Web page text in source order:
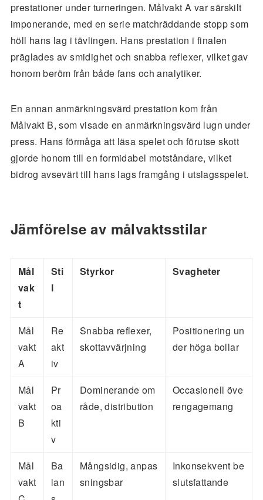
prestationer under turneringen. Målvakt A var särskilt
imponerande, med en serie matchräddande stopp som
höll hans lag i tävlingen. Hans prestation i finalen
präglades av smidighet och snabba reflexer, vilket gav
honom beröm från både fans och analytiker.
En annan anmärkningsvärd prestation kom från
Målvakt B, som visade en anmärkningsvärd lugn under
press. Hans förmåga att läsa spelet och förutse skott
gjorde honom till en formidabel motståndare, vilket
bidrog avsevärt till hans lags framgång i utslagsspelet.
Jämförelse av målvaktsstilar
Mål
vak
t
Sti
l
Styrkor Svagheter
Mål
vakt
A
Re
akt
iv
Snabba reflexer,
skottavvärjning
Positionering un
der höga bollar
Mål
vakt
B
Pr
oa
kti
v
Dominerande om
råde, distribution
Occasionell öve
rengagemang
Mål
vakt
Ba
lan
Mångsidig, anpas
sningsbar
Inkonsekvent be
slutsfattande